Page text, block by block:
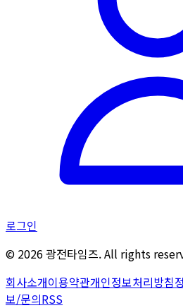
로그인
© 2026광전타임즈. All rights
회사소개이용약관개인정보처리방침
보/문의RSS